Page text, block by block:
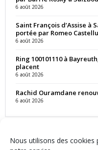
Nous utilisons des
6 août 2026
Saint François d’Assise à
portée par Romeo
6 août 2026
Ring 100101110 à
placent
6 août 2026
Rachid Ouramdane
6 août 2026